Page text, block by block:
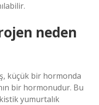
neden
küçük bir hormonda
bir hormonudur. Bu
yumurtalık